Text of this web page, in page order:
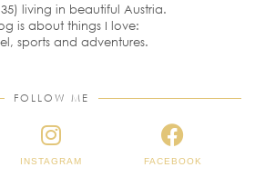
living in beautiful Austria.
is about things I love:
sports and adventures.
FOLLOW ME
INSTAGRAM FACEBOOK